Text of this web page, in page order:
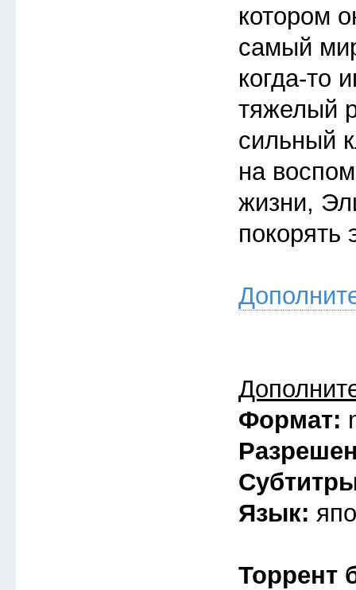
котором
самый
когда-то
тяжелый
сильный
на
жизни,
покорять
Формат:
Язык:
Торрент